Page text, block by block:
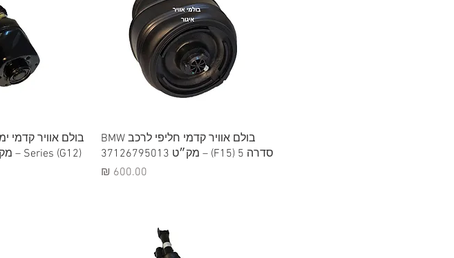
תצוגה מהירה
בולם אוויר קדמי חליפי לרכב BMW
סדרה 5 (F15) – מק״ט 37126795013
מחיר
Series (G12) – מק״ט 37106877558